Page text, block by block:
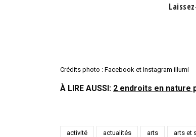
Crédits photo : Facebook et Instagram illumi
À LIRE AUSSI: 2 endroits en nature
activité actualités arts arts et